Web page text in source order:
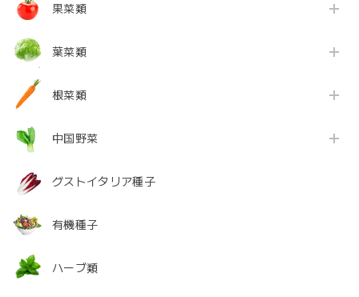
果菜類
葉菜類
根菜類
中国野菜
グストイタリア種子
有機種子
ハーブ類